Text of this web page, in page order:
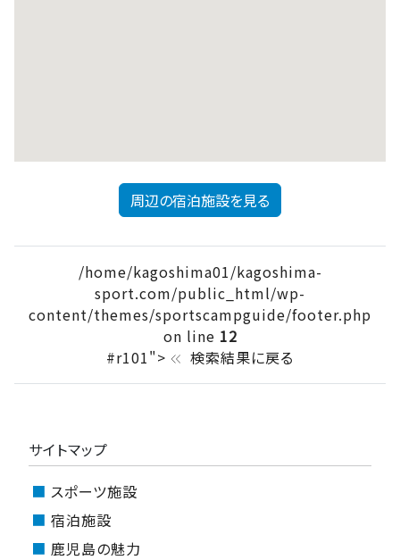
周辺の宿泊施設を見る
/home/kagoshima01/kagoshima-
sport.com/public_html/wp-
content/themes/sportscampguide/footer.php
on line 12
#r101"> keyboard_double_arrow_left 検索結果に戻る
サイトマップ
スポーツ施設
宿泊施設
鹿児島の魅力